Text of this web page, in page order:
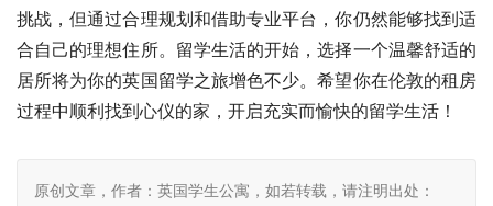
挑战，但通过合理规划和借助专业平台，你仍然能够找到适
合自己的理想住所。留学生活的开始，选择一个温馨舒适的
居所将为你的英国留学之旅增色不少。希望你在伦敦的租房
过程中顺利找到心仪的家，开启充实而愉快的留学生活！
原创文章，作者：英国学生公寓，如若转载，请注明出处：